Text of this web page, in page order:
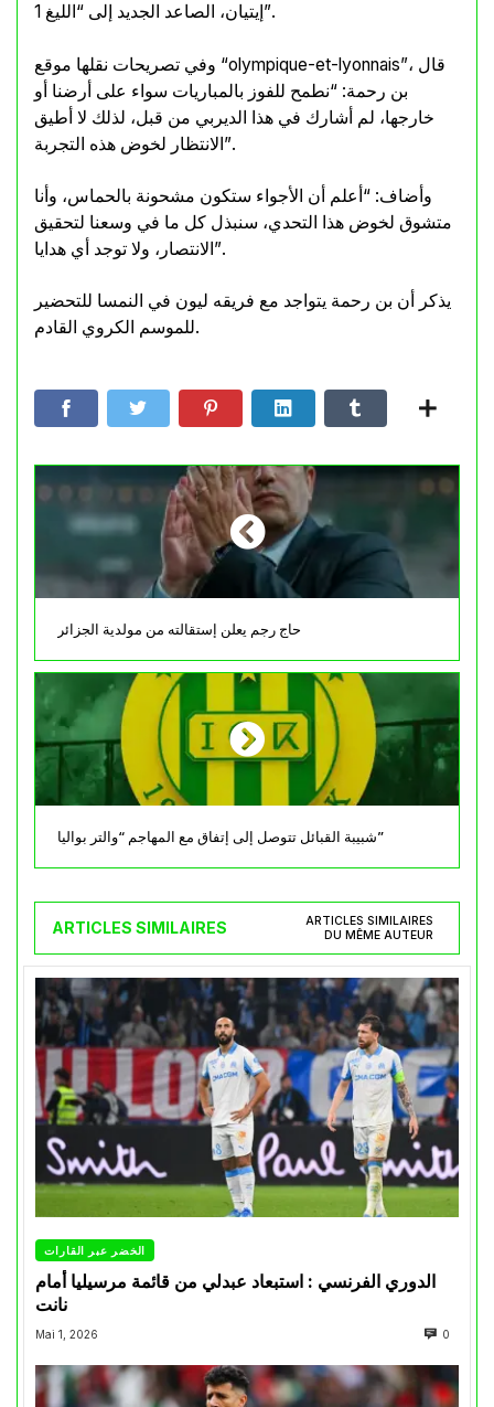
إيتيان، الصاعد الجديد إلى “الليغ 1”.
وفي تصريحات نقلها موقع “olympique-et-lyonnais”، قال
بن رحمة: “نطمح للفوز بالمباريات سواء على أرضنا أو
خارجها، لم أشارك في هذا الديربي من قبل، لذلك لا أطيق
الانتظار لخوض هذه التجربة”.
وأضاف: “أعلم أن الأجواء ستكون مشحونة بالحماس، وأنا
متشوق لخوض هذا التحدي، سنبذل كل ما في وسعنا لتحقيق
الانتصار، ولا توجد أي هدايا”.
يذكر أن بن رحمة يتواجد مع فريقه ليون في النمسا للتحضير
للموسم الكروي القادم.
حاج رجم يعلن إستقالته من مولدية الجزائر
شبيبة القبائل تتوصل إلى إتفاق مع المهاجم “والتر بواليا”
ARTICLES SIMILAIRES
ARTICLES SIMILAIRES
DU MÊME AUTEUR
الخضر عبر القارات
الدوري الفرنسي : استبعاد عبدلي من قائمة مرسيليا أمام
نانت
Mai 1, 2026 0